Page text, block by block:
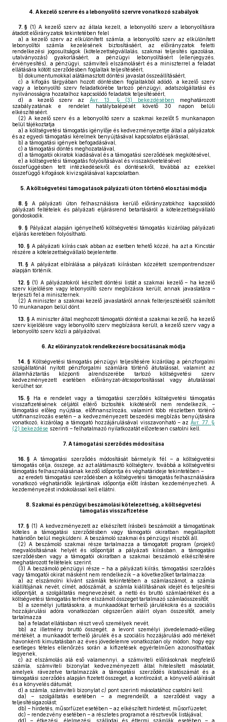
4. A kezelő szervre és a lebonyolító szervre vonatkozó szabályok
7. § (1) A kezelő szerv az általa kezelt, a lebonyolító szerv a lebonyolításra
átadott előirányzatok tekintetében felel
a) a kezelő szerv az elkülönített számla, a lebonyolító szerv az elkülönített
lebonyolítói számla kezelésének biztosításáért, az előirányzatok feletti
rendelkezési jogosultságok (kötelezettségvállalás, szakmai teljesítés igazolása,
utalványozás) gyakorlásáért, a pénzügyi lebonyolításért (ellenjegyzés,
érvényesítés), a pénzügyi, számviteli elszámolásért és a miniszterrel a feladat
ellátására kötött szerződésben foglaltak teljesítéséért,
b) dokumentumokkal alátámasztott döntési javaslat összeállításáért,
c) a kifogás tárgyában hozott döntésben foglaltakból adódó, a kezelő szerv
vagy a lebonyolító szerv feladatkörébe tartozó pénzügyi, adatszolgáltatási és
nyilvánosságra hozatalhoz kapcsolódó feladatok teljesítéséért,
d) a kezelő szerv az Ávr. 13. § (3) bekezdésében
meghatározott
szabályzatának e rendelet hatálybalépését követő 30 napon belüli
elkészítéséért.
(2) A kezelő szerv és a lebonyolító szerv a szakmai kezelőt 5 munkanapon
belül tájékoztatja
a) a költségvetési támogatás igénylője és kedvezményezettje által a pályázatok
és az egyedi támogatási kérelmek benyújtásával kapcsolatos eljárással,
b) a támogatási igények befogadásával,
c) a támogatási döntés meghozatalával,
d) a támogatói okiratok kiadásával és a támogatási szerződések megkötésével,
e) a költségvetési támogatás folyósításával és visszakövetelésével
összefüggésben tett intézkedésekről és döntésekről, továbbá az ezekkel
összefüggő kifogások kivizsgálásával kapcsolatban.
5. A költségvetési támogatások pályázati úton történő elosztási módja
8. § A pályázati úton felhasználásra kerülő előirányzatokhoz kapcsolódó
pályázati feltételek és pályázati eljárásrend betartásáról a kötelezettségvállaló
gondoskodik.
9. § Pályázat alapján igényelhető költségvetési támogatás kizárólag pályázati
eljárás keretében folyósítható.
10. § A pályázati kiírás csak abban az esetben tehető közzé, ha azt a Kincstár
részére a kötelezettségvállaló bejelentette.
11. § A pályázat elbírálása a pályázati kiírásban közzétett szempontrendszer
alapján történik.
12. § (1) A pályázatokról készített döntési listát a szakmai kezelő – ha kezelő
szerv kijelölésre vagy lebonyolító szerv megbízásra került, annak javaslatára –
terjeszti fel a miniszternek.
(2) A miniszter a szakmai kezelő javaslatáról annak felterjesztésétől számított
10 munkanapon belül dönt.
13. § A miniszter által meghozott támogatói döntést a szakmai kezelő, ha kezelő
szerv kijelölésre vagy lebonyolító szerv megbízásra került, a kezelő szerv vagy a
lebonyolító szerv közli a pályázóval.
6. Az előirányzatok rendelkezésre bocsátásának módja
14. § Költségvetési támogatás pénzügyi teljesítésére kizárólag a pénzforgalmi
szolgáltatónál nyitott pénzforgalmi számlára történő átutalással, valamint az
államháztartás központi alrendszerébe tartozó költségvetési szerv
kedvezményezett esetében előirányzat-átcsoportosítással vagy átutalással
kerülhet sor.
15. § Ha e rendelet vagy a támogatási szerződés költségvetési támogatás
visszafizetésének céljától eltérő biztosíték kikötéséről nem rendelkezik, –
támogatási előleg nyújtása, előfinanszírozás, valamint több részletben történő
utófinanszírozás esetén – a kedvezményezett beszedési megbízás benyújtására
vonatkozó, kizárólag a támogató hozzájárulásával visszavonható – azÁvr. 77. §
(2) bekezdése szerinti – felhatalmazó nyilatkozatát előzetesen csatolni kell.
7. A támogatási szerződés módosítása
16. § A támogatási szerződés módosítását bármelyik fél – a költségvetési
támogatás célja, összege, az azt alátámasztó költségterv, továbbá a költségvetési
támogatás felhasználásának kezdő időpontja és véghatárideje tekintetében –
az eredeti támogatási szerződésben a költségvetési támogatás felhasználására
vonatkozó véghatáridők lejártának időpontja előtt írásban kezdeményezheti. A
kezdeményezést indokolással kell ellátni.
8. Szakmai és pénzügyi beszámolási kötelezettség, a költségvetési
támogatás visszafizetése
17. § (1) A kedvezményezett az elkészített írásbeli beszámolót a támogatónak
köteles a támogatási szerződésben vagy támogatói okiratban megállapított
határidőn belül megküldeni. A beszámoló szakmai és pénzügyi részből áll.
(2) A beszámoló szakmai része tartalmazza a támogatott program (projekt)
megvalósításának helyét és időpontját a pályázati kiírásban, a támogatási
szerződésben vagy a támogatói okiratban a szakmai beszámoló elkészítésére
meghatározott feltételek szerint.
(3) A beszámoló pénzügyi része – ha a pályázati kiírás, támogatási szerződés
vagy támogatói okirat másként nem rendelkezik – a következőket tartalmazza:
a) az elszámolni kívánt számlák tekintetében a számlaszámot, a számla
kiállítójának nevét, címét, adószámát, a számla kiállításának idejét és teljesítési
időpontját, a szolgáltatás megnevezését, a nettó és bruttó számlaértéket és a
költségvetési támogatás terhére elszámolt összeget tartalmazó számlaösszesítőt;
b) a személyi juttatásokra, a munkaadókat terhelő járulékokra és a szociális
hozzájárulási adóra vonatkozóan cégszerűen aláírt olyan összesítőt, amely
tartalmazza
ba) a feladat ellátásban részt vevő személyek nevét,
bb) az illetmény bruttó összegét, a levont személyi jövedelemadó-előleg
mértékét, a munkaadót terhelő járulék és a szociális hozzájárulási adó mértékét
havonkénti kimutatásban az éves jövedelemre vonatkozóan oly módon, hogy egy
esetleges tételes ellenőrzés során a kifizetések egyértelműen azonosíthatóak
legyenek,
c) az elszámolás alá eső valamennyi, a számviteli előírásoknak megfelelő
számla, számviteli bizonylat kedvezményezett által hitelesített másolatát,
amelyek rávezetve tartalmazzák a támogatási szerződés iktatószámát és a
támogatási szerződés alapján fizetett összeget, a kontírozást, a könyvelő aláírását
és a könyvelés dátumát;
d) a számla, számviteli bizonylat c) pont szerinti másolatához csatolni kell:
da) – szolgáltatás esetében – a megrendelőt, a szerződést vagy a
teljesítésigazolást;
db) – hirdetés, műsorfüzet esetében – az elkészített hirdetést, műsorfüzetet;
dc) – rendezvény esetében – a részletes programot a résztvevők listájával;
dd) – étkezési, élelmezési, szállodai és éttermi számlák esetében – a